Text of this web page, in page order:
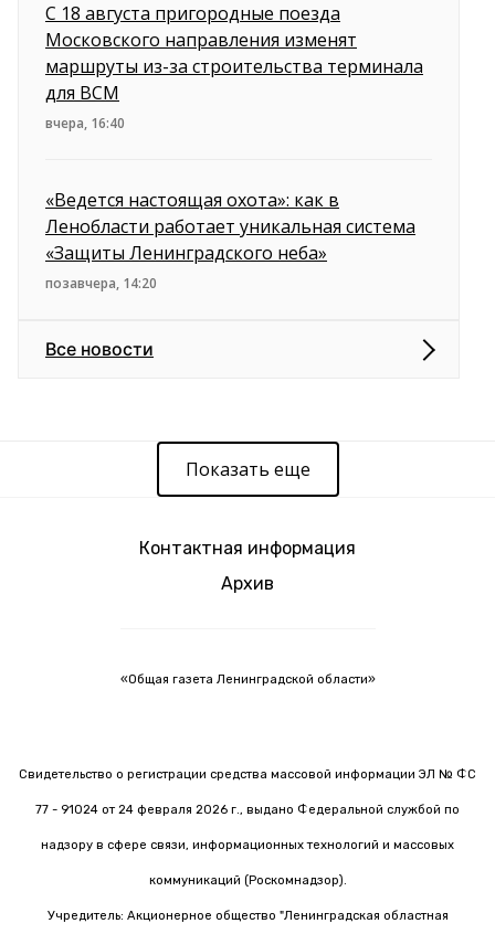
С 18 августа пригородные поезда
Московского направления изменят
маршруты из-за строительства терминала
для ВСМ
вчера, 16:40
«Ведется настоящая охота»: как в
Ленобласти работает уникальная система
«Защиты Ленинградского неба»
позавчера, 14:20
Все новости
Показать еще
Контактная информация
Архив
«Общая газета Ленинградской области»
Свидетельство о регистрации средства массовой информации ЭЛ № ФС
77 - 91024 от 24 февраля 2026 г., выдано Федеральной службой по
надзору в сфере связи, информационных технологий и массовых
коммуникаций (Роскомнадзор).
Учредитель: Акционерное общество "Ленинградская областная